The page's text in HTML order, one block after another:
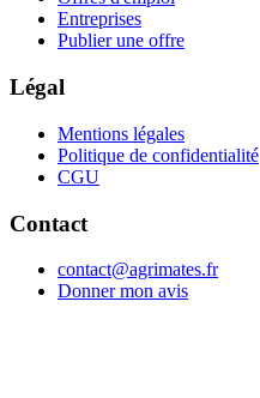
Entreprises
Publier une offre
Légal
Mentions légales
Politique de confidentialité
CGU
Contact
contact@agrimates.fr
Donner mon avis